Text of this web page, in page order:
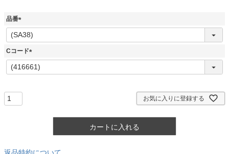
品番
(
必
須
Cコード
(
必
お気に入りに登録する
カートに入れる